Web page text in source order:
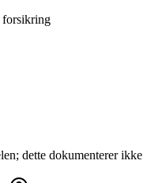
forsikring
dette dokumenterer ikke